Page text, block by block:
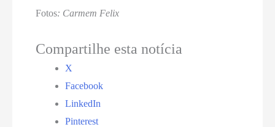
Fotos: Carmem Felix
Compartilhe esta notícia
X
Facebook
LinkedIn
Pinterest